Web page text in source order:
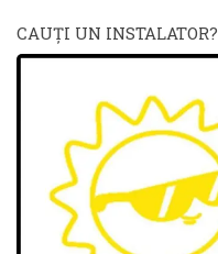
CAUŢI UN INSTALATOR?